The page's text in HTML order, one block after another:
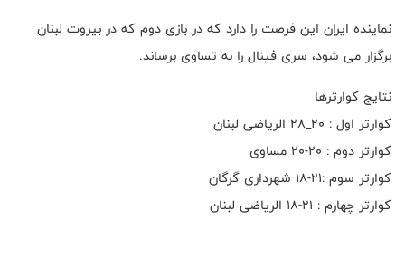
نماینده ایران این فرصت را دارد که در بازی دوم که در بیروت لبنان
برگزار می شود، سری فینال را به تساوی برساند.
نتایج کوارترها
کوارتر اول : ۲۰_۲۸ الریاضی لبنان
کوارتر دوم : ۲۰-۲۰ مساوی
کوارتر سوم :۲۱-۱۸ شهرداری گرگان
کوارتر چهارم : ۲۱-۱۸ الریاضی لبنان